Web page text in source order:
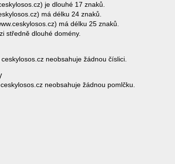
je dlouhé 17 znaků.
má délku 24 znaků.
má délku 25 znaků.
středně dlouhé domény.
neobsahuje žádnou číslici.
neobsahuje žádnou pomlčku.